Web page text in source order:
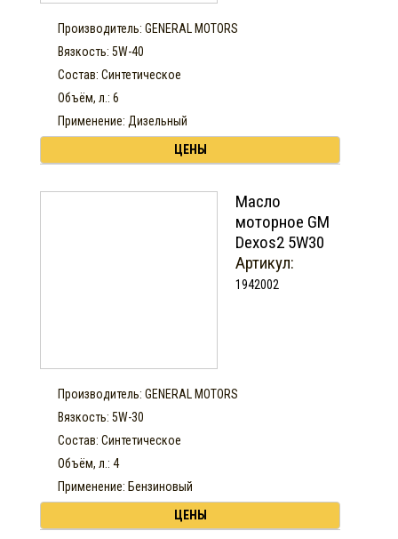
Производитель: GENERAL MOTORS
Вязкость: 5W-40
Состав: Синтетическое
Объём, л.: 6
Применение: Дизельный
ЦЕНЫ
Масло
моторное GM
Dexos2 5W30
Артикул:
1942002
Производитель: GENERAL MOTORS
Вязкость: 5W-30
Состав: Синтетическое
Объём, л.: 4
Применение: Бензиновый
ЦЕНЫ